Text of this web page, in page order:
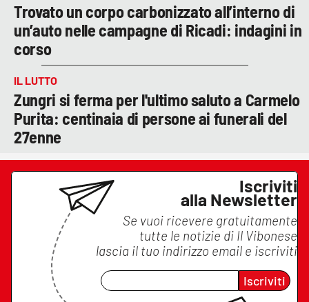
Trovato un corpo carbonizzato all’interno di
un’auto nelle campagne di Ricadi: indagini in
corso
IL LUTTO
Zungri si ferma per l'ultimo saluto a Carmelo
Purita: centinaia di persone ai funerali del
27enne
Iscriviti
alla Newsletter
Se vuoi ricevere gratuitamente
tutte le notizie di Il Vibonese
lascia il tuo indirizzo email e iscriviti
Iscriviti